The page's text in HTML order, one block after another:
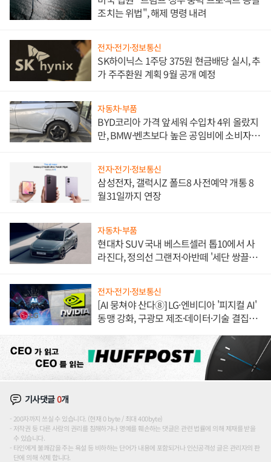
조치는 위법", 해제 명령 내려
전자·전기·정보통신
SK하이닉스 1주당 375원 현금배당 실시, 추
가 주주환원 계획 9월 공개 예정
자동차·부품
BYD코리아 가격 앞세워 수입차 4위 올랐지
만, BMW·벤츠보다 높은 공임비에 소비자
전자·전기·정보통신
삼성전자, 갤럭시Z 폴드8 사전예약 개통 8
월31일까지 연장
자동차·부품
현대차 SUV 국내 베스트셀러 톱10에서 사
라진다, 정의선 그랜저·아반떼 '세단 쌍끌
전자·전기·정보통신
[AI 뭉쳐야 산다⑧] LG·엔비디아 '피지컬 AI'
동맹 강화, 구광모 제조·데이터·기술 결집
기사댓글0개
200자까지 쓰실 수 있습니다. (현재 0 byte / 최대 400byte)
저작권 등 다른 사람의 권리를 침해하거나 명예를 훼손하는 댓글은 관련 법률에 의해 제재를 받을
수 있습니다.
타인에게 불쾌감을 주는 욕설 등 비하하는 단어가 내용에 포함되거나 인신공격성 글은 관리자의 판
단에 의해 삭제 합니다.